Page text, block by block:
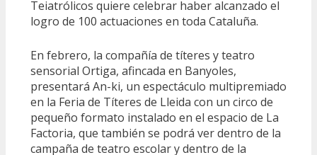
Teiatrólicos quiere celebrar haber alcanzado el
logro de 100 actuaciones en toda Cataluña.
En febrero, la compañía de títeres y teatro
sensorial Ortiga, afincada en Banyoles,
presentará An-ki, un espectáculo multipremiado
en la Feria de Títeres de Lleida con un circo de
pequeño formato instalado en el espacio de La
Factoria, que también se podrá ver dentro de la
campaña de teatro escolar y dentro de la